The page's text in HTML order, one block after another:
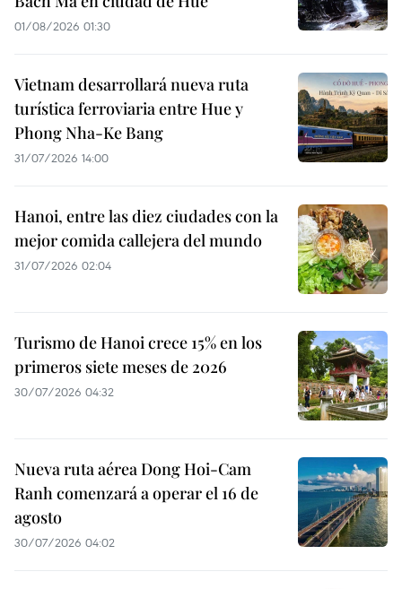
01/08/2026 01:30
Vietnam desarrollará nueva ruta
turística ferroviaria entre Hue y
Phong Nha-Ke Bang
31/07/2026 14:00
Hanoi, entre las diez ciudades con la
mejor comida callejera del mundo
31/07/2026 02:04
Turismo de Hanoi crece 15% en los
primeros siete meses de 2026
30/07/2026 04:32
Nueva ruta aérea Dong Hoi-Cam
Ranh comenzará a operar el 16 de
agosto
30/07/2026 04:02